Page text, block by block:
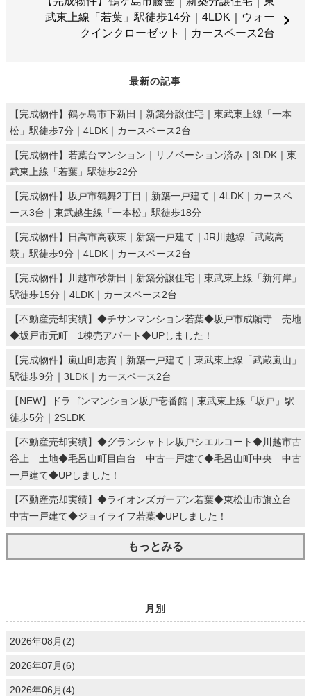
武東上線「若葉」駅徒歩14分｜4LDK｜ウォー
クインクローゼット｜カースペース2台
最新の記事
【完成物件】鶴ヶ島市下新田｜新築分譲住宅｜東武東上線「一本
松」駅徒歩7分｜4LDK｜カースペース2台
【完成物件】若葉台マンション｜リノベーション済み｜3LDK｜東
武東上線「若葉」駅徒歩22分
【完成物件】坂戸市鶴舞2丁目｜新築一戸建て｜4LDK｜カースペ
ース3台｜東武越生線「一本松」駅徒歩18分
【完成物件】日高市高萩東｜新築一戸建て｜JR川越線「武蔵高
萩」駅徒歩9分｜4LDK｜カースペース2台
【完成物件】川越市砂新田｜新築分譲住宅｜東武東上線「新河岸」
駅徒歩15分｜4LDK｜カースペース2台
【不動産売却実績】◆チサンマンション若葉◆坂戸市成願寺 売地
◆坂戸市元町 1棟売アパート◆UPしました！
【完成物件】嵐山町志賀｜新築一戸建て｜東武東上線「武蔵嵐山」
駅徒歩9分｜3LDK｜カースペース2台
【NEW】ドラゴンマンション坂戸壱番館｜東武東上線「坂戸」駅
徒歩5分｜2SLDK
【不動産売却実績】◆グランシャトレ坂戸シエルコート◆川越市古
谷上 土地◆毛呂山町目白台 中古一戸建て◆毛呂山町中央 中古
一戸建て◆UPしました！
【不動産売却実績】◆ライオンズガーデン若葉◆東松山市旗立台
中古一戸建て◆ジョイライフ若葉◆UPしました！
もっとみる
月別
2026年08月(2)
2026年07月(6)
2026年06月(4)